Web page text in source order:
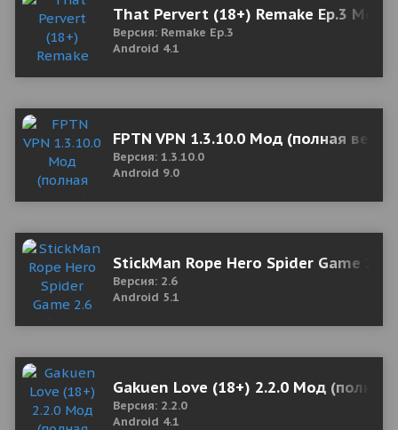
That Pervert (18+) Remake Ep.3 Мод
Версия: Remake Ep.3
Android 4.1
FPTN VPN 1.3.10.0 Мод (полная
Версия: 1.3.10.0
Android 9.0
StickMan Rope Hero Spider Game 2.6
Версия: 2.6
Android 5.1
Gakuen Love (18+) 2.2.0 Мод (полная
Версия: 2.2.0
Android 4.1